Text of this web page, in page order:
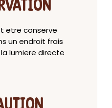
etre conserve
un endroit frais
lumiere directe